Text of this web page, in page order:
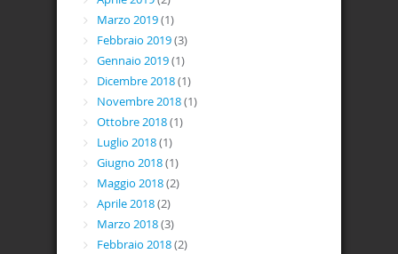
Marzo 2019(1)
Febbraio 2019(3)
Gennaio 2019(1)
Dicembre 2018(1)
Novembre 2018(1)
Ottobre 2018(1)
Luglio 2018(1)
Giugno 2018(1)
Maggio 2018(2)
Aprile 2018(2)
Marzo 2018(3)
Febbraio 2018(2)